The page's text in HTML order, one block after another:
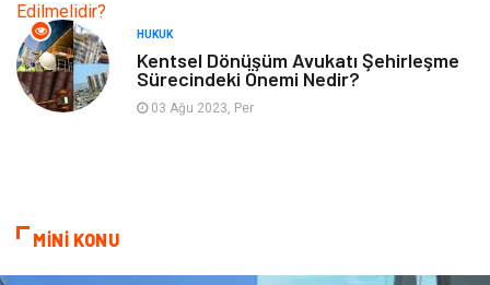
Hizmet
İnternet Ambalaj
Kültür
HUKUK
Kentsel Dönüşüm Avukatı Şehirleşme
Sürecindeki Önemi Nedir?
03 Ağu 2023, Per
MİNİ KONU